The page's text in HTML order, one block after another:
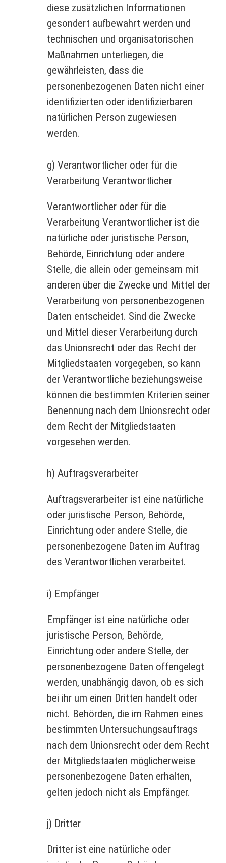
diese zusätzlichen Informationen
gesondert aufbewahrt werden und
technischen und organisatorischen
Maßnahmen unterliegen, die
gewährleisten, dass die
personenbezogenen Daten nicht einer
identifizierten oder identifizierbaren
natürlichen Person zugewiesen
werden.
g) Verantwortlicher oder für die
Verarbeitung Verantwortlicher
Verantwortlicher oder für die
Verarbeitung Verantwortlicher ist die
natürliche oder juristische Person,
Behörde, Einrichtung oder andere
Stelle, die allein oder gemeinsam mit
anderen über die Zwecke und Mittel der
Verarbeitung von personenbezogenen
Daten entscheidet. Sind die Zwecke
und Mittel dieser Verarbeitung durch
das Unionsrecht oder das Recht der
Mitgliedstaaten vorgegeben, so kann
der Verantwortliche beziehungsweise
können die bestimmten Kriterien seiner
Benennung nach dem Unionsrecht oder
dem Recht der Mitgliedstaaten
vorgesehen werden.
h) Auftragsverarbeiter
Auftragsverarbeiter ist eine natürliche
oder juristische Person, Behörde,
Einrichtung oder andere Stelle, die
personenbezogene Daten im Auftrag
des Verantwortlichen verarbeitet.
i) Empfänger
Empfänger ist eine natürliche oder
juristische Person, Behörde,
Einrichtung oder andere Stelle, der
personenbezogene Daten offengelegt
werden, unabhängig davon, ob es sich
bei ihr um einen Dritten handelt oder
nicht. Behörden, die im Rahmen eines
bestimmten Untersuchungsauftrags
nach dem Unionsrecht oder dem Recht
der Mitgliedstaaten möglicherweise
personenbezogene Daten erhalten,
gelten jedoch nicht als Empfänger.
j) Dritter
Dritter ist eine natürliche oder